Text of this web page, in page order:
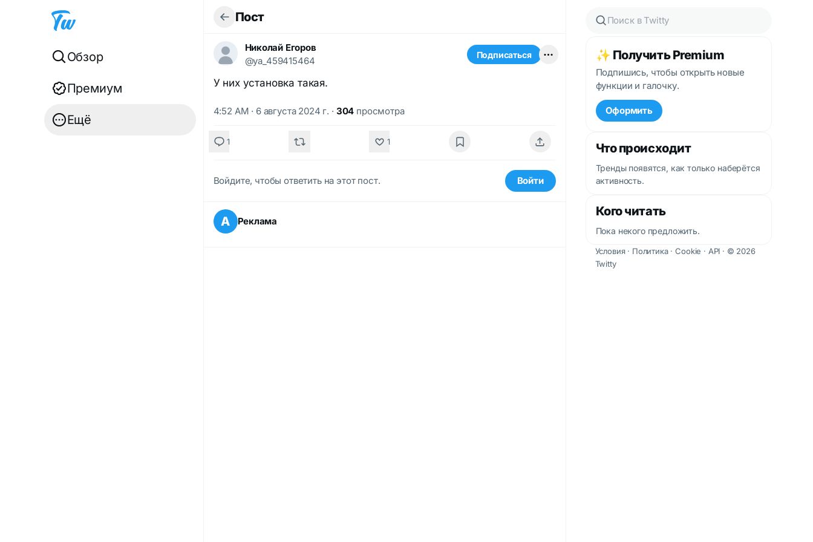
Обзор
Премиум
Ещё
Пост
Николай Егоров
@ya_459415464
Подписаться
У них установка такая.
4:52 AM · 6 августа 2024 г. · 304 просмотра
1 1
Войдите, чтобы ответить на этот пост. Войти
А Реклама
✨ Получить Premium
Подпишись, чтобы открыть новые
функции и галочку.
Оформить
Что происходит
Тренды появятся, как только наберётся
активность.
Кого читать
Пока некого предложить.
Условия· Политика·Cookie · API · © 2026
Twitty